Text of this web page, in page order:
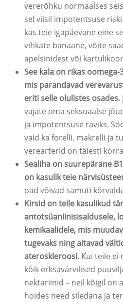
vererõhku normaalses
sel viisil impotentsuse
kas teie igapäevane eine
vihkate banaane, võite
apelsinidest või
See kala on rikas
mis parandavad
eriti selle olulistes osades.
vajate oma seksuaalse
ja impotentsuse raviks.
vaid ka forelli, makrelli ja
verearterid on täiesti
Sealiha on suurepärane
on kasulik teie
oad võivad samuti
Kirsid on teile kasulikud
antotsüaniinisisaldusele,
kemikaalidele, mis
tugevaks ning aitavad
ateroskleroosi. Kui teile ei
kõik erksavärvilised
nektariinid – neil kõigil on
hoides need siledana ja